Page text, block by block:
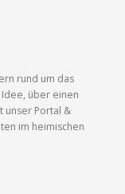
rund um das
über einen
unser Portal &
im heimischen